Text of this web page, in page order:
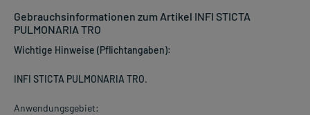
Gebrauchsinformationen zum Artikel INFI STICTA
PULMONARIA TRO
Wichtige Hinweise (Pflichtangaben):
INFI STICTA PULMONARIA TRO.
Anwendungsgebiet: